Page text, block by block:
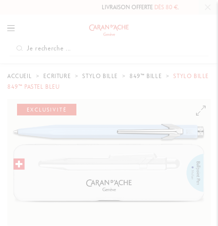
LIVRAISON OFFERTEDÈS 80 €.
ACCUEIL ECRITURE STYLO BILLE 849™ BILLE
STYLO BILLE
849™ PASTEL BLEU
EXCLUSIVITÉ